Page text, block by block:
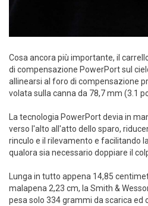
Cosa ancora più importante, il
di compensazione PowerPort sul
allinearsi al foro di compensazione
volata sulla canna da 78,7 mm (3.1
La tecnologia PowerPort devia in
verso l'alto all'atto dello sparo,
rinculo e il rilevamento e facilitando
qualora sia necessario doppiare il
Lunga in tutto appena 14,85
malapena 2,23 cm, la Smith &
pesa solo 334 grammi da scarica